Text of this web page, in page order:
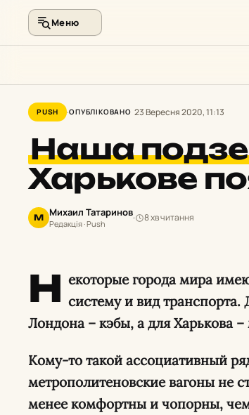
контенту
Меню
PUSH ОПУБЛІКОВАНО 23 Вересня 2020, 11:13
Наша
Харькове
М Михаил Татаринов
Редакція · Push
8 хв читання
Н екоторые города мира
систему и вид
Лондона – кэбы, а для Харькова –
Кому-то такой ассоциативный
метрополитеновские вагоны не
менее комфортны и чопорны,